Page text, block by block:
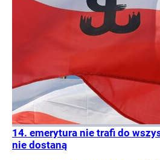
14. emerytura nie trafi do
nie dostaną